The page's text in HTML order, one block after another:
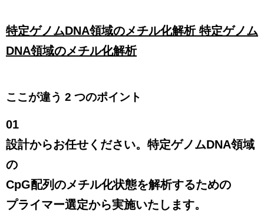
特定ゲノムDNA領域のメチル化解析 特定ゲノム
DNA領域のメチル化解析
ここが違う 2 つのポイント
01
設計からお任せください。特定ゲノムDNA領域
の
CpG配列のメチル化状態を解析するための
プライマー選定から実施いたします。